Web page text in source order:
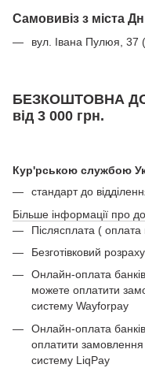
Самовивіз з міста
вул. Івана Пулюя, 37
БЕЗКОШТОВНА
від 3 000 грн.
Кур'рською службою
стандарт до
Більше інформації про
Післясплата ( оплата
Безготівковий
Онлайн-оплата
можете оплатити
систему Wayforpay
Онлайн-оплата
оплатити
систему LiqPay